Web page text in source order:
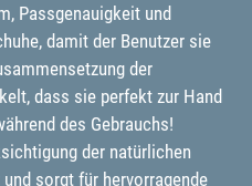
Passgenauigkeit und
damit der Benutzer sie
der
dass sie perfekt zur Hand
des Gebrauchs!
der natürlichen
sorgt für hervorragende